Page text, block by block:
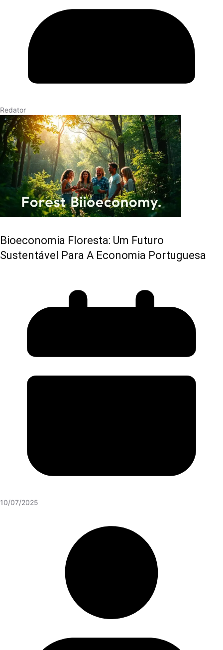
Redator
Bioeconomia Floresta: Um Futuro
Sustentável Para A Economia Portuguesa
10/07/2025